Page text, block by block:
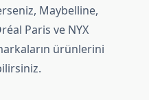
Maybelline,
Paris ve NYX
ürünlerini